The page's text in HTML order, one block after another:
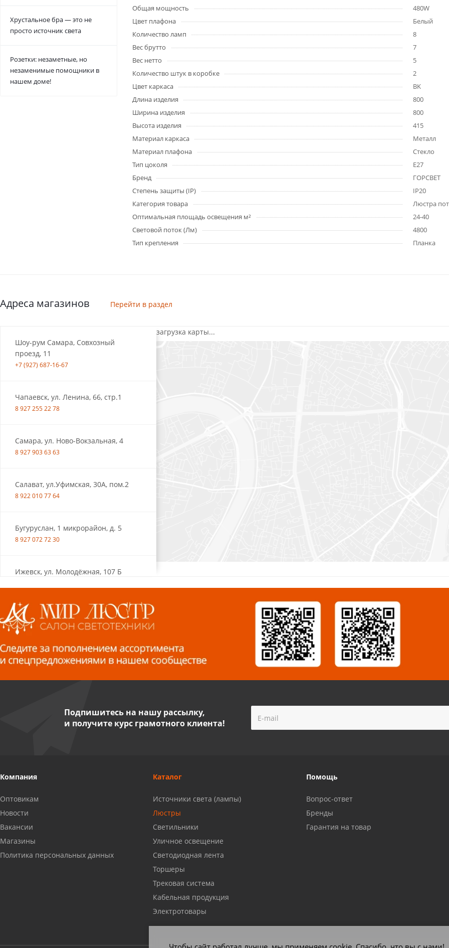
Общая мощность
480W
Цвет плафона
Белый
Количество ламп
8
Вес брутто
7
Вес нетто
5
Количество штук в коробке
2
Цвет каркаса
BK
Длина изделия
800
Ширина изделия
800
Высота изделия
415
Материал каркаса
Металл
Материал плафона
Стекло
Тип цоколя
E27
Бренд
ГОРСВЕТ
Степень защиты (IP)
IP20
Категория товара
Люстра
Оптимальная площадь освещения м²
24-40
Световой поток (Лм)
4800
Тип крепления
Планка
Хрустальное бра — это не
просто источник света
Розетки: незаметные, но
незаменимые помощники в
нашем доме!
Адреса магазинов Перейти в раздел
Шоу-рум Самара, Совхозный
проезд, 11
+7 (927) 687-16-67
Чапаевск, ул. Ленина, 66, стр.1
8 927 255 22 78
Самара, ул. Ново-Вокзальная, 4
8 927 903 63 63
Салават, ул.Уфимская, 30А, пом.2
8 922 010 77 64
Бугуруслан, 1 микрорайон, д. 5
8 927 072 72 30
Ижевск, ул. Молодёжная, 107 Б
Волжский, ул. Мира 47 В
8 927 255 38 33
Пенза, ул. Пролетарская, 61 ТЦ
"Стройбери"
Миасс, ул. Романенко, 95
8 927 009 54 63
Саратов, ул. Танкистов, 37 (БЦ
загрузка карты...
Подпишитесь на нашу рассылку,
и получите курс грамотного клиента!
Компания
Оптовикам
Новости
Вакансии
Магазины
Политика персональных данных
Каталог
Источники света (лампы)
Люстры
Светильники
Уличное освещение
Светодиодная лента
Торшеры
Трековая система
Кабельная продукция
Электротовары
Помощь
Вопрос-ответ
Бренды
Гарантия на товар